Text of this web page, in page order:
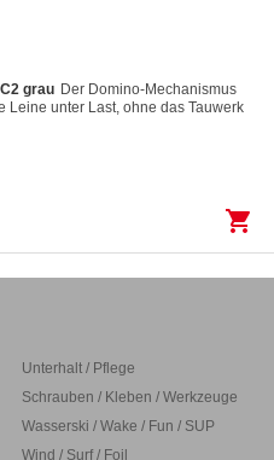
grau Der Domino-Mechanismus
unter Last, ohne das Tauwerk
shopping_cart
Unterhalt / Pflege
Schrauben / Kleben / Werkzeuge
Wasserski / Wake / Fun / SUP
Wind / Surf / Foil